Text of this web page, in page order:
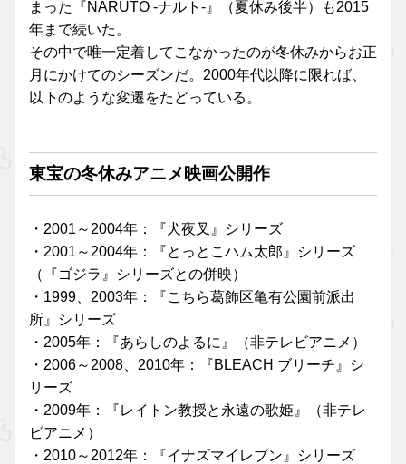
まった『NARUTO -ナルト-』（夏休み後半）も2015
年まで続いた。
その中で唯一定着してこなかったのが冬休みからお正
月にかけてのシーズンだ。2000年代以降に限れば、
以下のような変遷をたどっている。
東宝の冬休みアニメ映画公開作
・2001～2004年：『犬夜叉』シリーズ
・2001～2004年：『とっとこハム太郎』シリーズ
（『ゴジラ』シリーズとの併映）
・1999、2003年：『こちら葛飾区亀有公園前派出
所』シリーズ
・2005年：『あらしのよるに』（非テレビアニメ）
・2006～2008、2010年：『BLEACH ブリーチ』シ
リーズ
・2009年：『レイトン教授と永遠の歌姫』（非テレ
ビアニメ）
・2010～2012年：『イナズマイレブン』シリーズ